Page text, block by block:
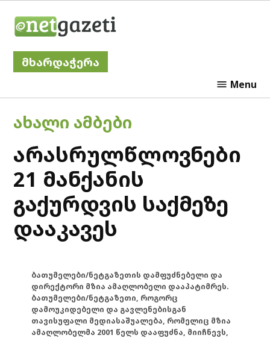
მხარდაჭერა
Menu
POSTED
IN
ᲐᲮᲐᲚᲘ ᲐᲛᲑᲔᲑᲘ
არასრულწლოვნები
21 მანქანის
გაქურდვის საქმეზე
დააკავეს
ბათუმელები/ნეტგაზეთის დამფუძნებელი და
დირექტორი მზია ამაღლობელი დააპატიმრეს.
ბათუმელები/ნეტგაზეთი, როგორც
დამოუკიდებელი და გავლენებისგან
თავისუფალი მედიასაშუალება, რომელიც მზია
ამაღლობელმა 2001 წელს დააფუძნა, მიიჩნევს,